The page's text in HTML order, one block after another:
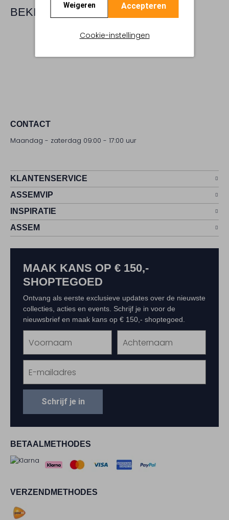
Weigeren Accepteren
Cookie-instellingen
BEKIJK MEER
CONTACT
Maandag - zaterdag 09:00 - 17:00 uur
KLANTENSERVICE
ASSEMVIP
INSPIRATIE
ASSEM
BETAALMETHODES
VERZENDMETHODES
MAAK KANS OP € 150,-
SHOPTEGOED
Ontvang als eerste exclusieve updates over de nieuwste
collecties, acties en events. Schrijf je in voor de
nieuwsbrief en maak kans op € 150,- shoptegoed.
Schrijf je in